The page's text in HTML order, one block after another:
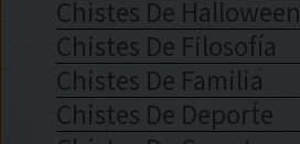
Chistes De Halloween
Chistes De Filosofía
Chistes De Familia
Chistes De Deporte